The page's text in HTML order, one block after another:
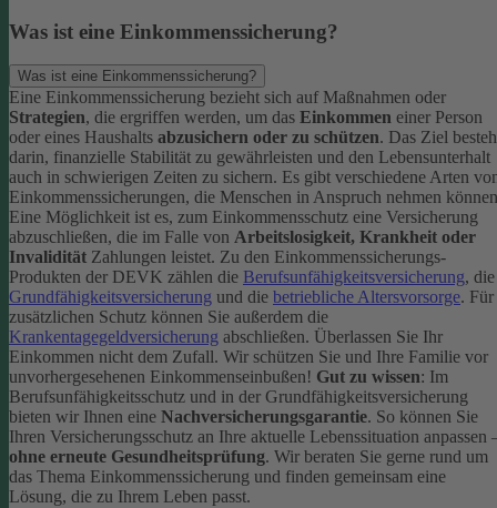
Was ist eine Einkommenssicherung?
Was ist eine Einkommenssicherung?
Eine Einkommenssicherung bezieht sich auf Maßnahmen oder
Strategien, die ergriffen werden, um das Einkommen einer Person
oder eines Haushalts abzusichern oder zu schützen. Das Ziel
darin, finanzielle Stabilität zu gewährleisten und den Lebensunterhalt
auch in schwierigen Zeiten zu sichern. Es gibt verschiedene Arten
Einkommenssicherungen, die Menschen in Anspruch nehmen
Eine Möglichkeit ist es, zum Einkommensschutz eine Versicherung
abzuschließen, die im Falle von Arbeitslosigkeit, Krankheit oder
Invalidität Zahlungen leistet. Zu den Einkommenssicherungs-
Produkten der DEVK zählen die Berufsunfähigkeitsversicherung, die
Grundfähigkeitsversicherung und die betriebliche Altersvorsorge. Für
zusätzlichen Schutz können Sie außerdem die
Krankentagegeldversicherung abschließen. Überlassen Sie Ihr
Einkommen nicht dem Zufall. Wir schützen Sie und Ihre Familie vor
unvorhergesehenen Einkommenseinbußen! Gut zu wissen: Im
Berufsunfähigkeitsschutz und in der Grundfähigkeitsversicherung
bieten wir Ihnen eine Nachversicherungsgarantie. So können Sie
Ihren Versicherungsschutz an Ihre aktuelle Lebenssituation anpassen
ohne erneute Gesundheitsprüfung. Wir beraten Sie gerne rund um
das Thema Einkommenssicherung und finden gemeinsam eine
Lösung, die zu Ihrem Leben passt.